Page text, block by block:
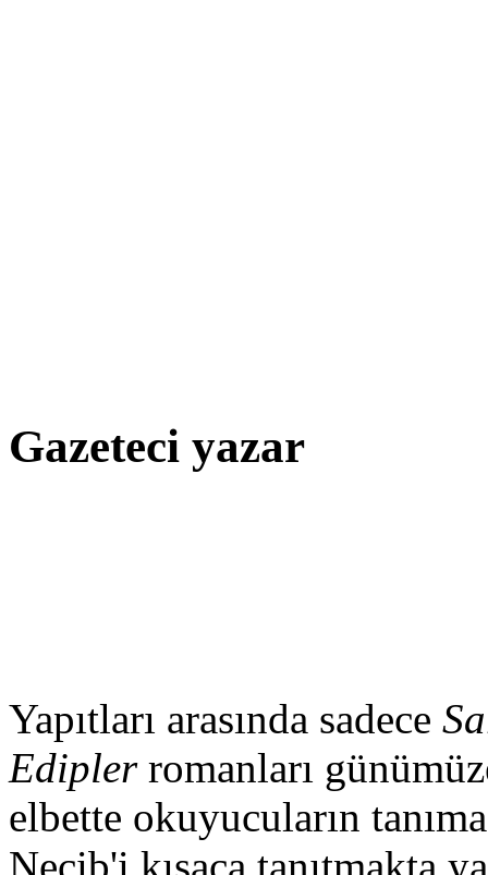
Gazeteci yazar
Yapıtları arasında sadece
Edipler romanları
elbette okuyucuların